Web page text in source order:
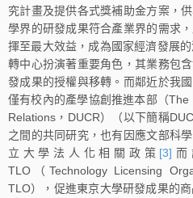
究計畫及提供各式獎補助金方案，
學界的研發成果符合產業界的需求
揮至最大效益，成為國家經濟發展
轉中心扮演著重要角色，其業務包
發成果的授權與移轉。而鄰近於我
僅有校內的產學協創推進本部（
Relations，DUCR）（以下簡稱
之間的共同研究，也有因應文部科
立大學法人化相關政策 [3] 而
TLO（Technology Licensing
TLO），促進東京大學研發成果的